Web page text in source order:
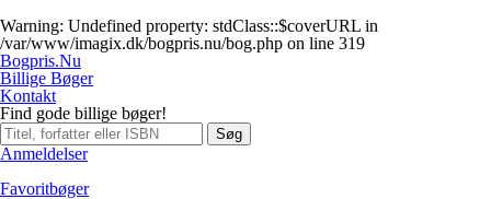
Warning: Undefined property: stdClass::$coverURL in
/var/www/imagix.dk/bogpris.nu/bog.php on line 319
Bogpris.Nu
Billige Bøger
Kontakt
Find gode billige bøger!
Søg
Anmeldelser
Favoritbøger